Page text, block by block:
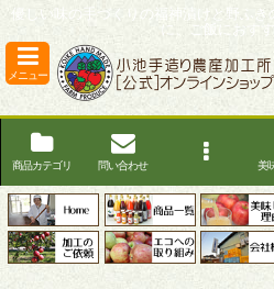
優しい味の手づくりの福神漬けと野ふ
に、ご飯におす
メニュー
商品カテゴリ 問い合わせ 美